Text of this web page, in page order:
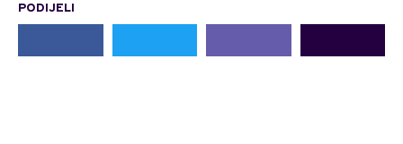
PODIJELI